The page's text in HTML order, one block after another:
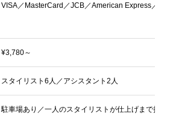
VISA／MasterCard／JCB／American Express／Ｕ
¥3,780～
スタイリスト6人／アシスタント2人
駐車場あり／一人のスタイリストが仕上げまで担